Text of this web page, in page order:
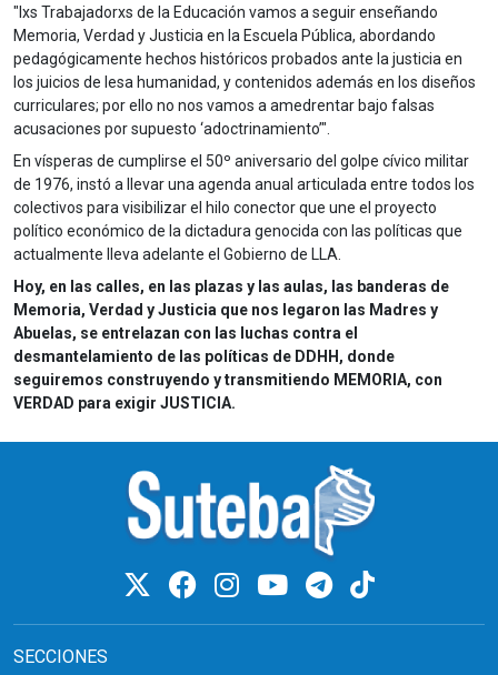
"lxs Trabajadorxs de la Educación vamos a seguir enseñando
Memoria, Verdad y Justicia en la Escuela Pública, abordando
pedagógicamente hechos históricos probados ante la justicia en
los juicios de lesa humanidad, y contenidos además en los diseños
curriculares; por ello no nos vamos a amedrentar bajo falsas
acusaciones por supuesto ‘adoctrinamiento’".
En vísperas de cumplirse el 50º aniversario del golpe cívico militar
de 1976, instó a llevar una agenda anual articulada entre todos los
colectivos para visibilizar el hilo conector que une el proyecto
político económico de la dictadura genocida con las políticas que
actualmente lleva adelante el Gobierno de LLA.
Hoy, en las calles, en las plazas y las aulas, las banderas de
Memoria, Verdad y Justicia que nos legaron las Madres y
Abuelas, se entrelazan con las luchas contra el
desmantelamiento de las políticas de DDHH, donde
seguiremos construyendo y transmitiendo MEMORIA, con
VERDAD para exigir JUSTICIA.
SECCIONES